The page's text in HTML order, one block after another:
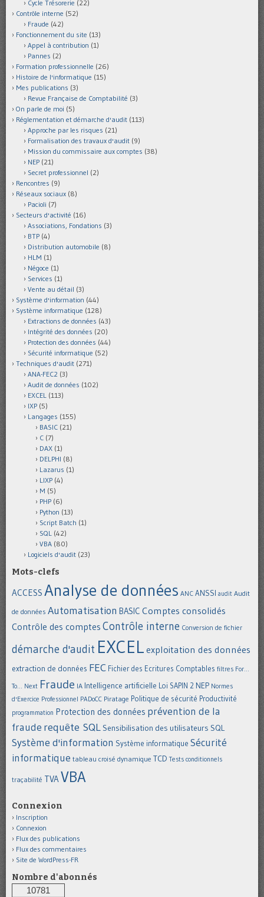
Cycle Trésorerie (22)
Contrôle interne (52)
Fraude (42)
Fonctionnement du site (13)
Appel à contribution (1)
Pannes (2)
Formation professionnelle (26)
Histoire de l'informatique (15)
Mes publications (3)
Revue Française de Comptabilité (3)
On parle de moi (5)
Réglementation et démarche d'audit (113)
Approche par les risques (21)
Formalisation des travaux d'audit (9)
Mission du commissaire aux comptes (38)
NEP (21)
Secret professionnel (2)
Rencontres (9)
Réseaux sociaux (8)
Pacioli (7)
Secteurs d'activité (16)
Associations, Fondations (3)
BTP (4)
Distribution automobile (8)
HLM (1)
Négoce (1)
Services (1)
Vente au détail (3)
Système d'information (44)
Système informatique (128)
Extractions de données (43)
Intégrité des données (20)
Protection des données (44)
Sécurité informatique (52)
Techniques d'audit (271)
ANA-FEC2 (3)
Audit de données (102)
EXCEL (113)
IXP (5)
Langages (155)
BASIC (21)
C (7)
DAX (1)
DELPHI (8)
Lazarus (1)
LIXP (4)
M (5)
PHP (6)
Python (13)
Script Batch (1)
SQL (42)
VBA (80)
Logiciels d'audit (23)
Mots-clefs
ACCESS Analyse de données ANC ANSSI audit Audit
de données Automatisation BASIC Comptes consolidés
Contrôle des comptes Contrôle interne Conversion de fichier
démarche d'audit EXCEL exploitation des données
extraction de données FEC Fichier des Ecritures Comptables filtres For...
To... Next Fraude IA Intelligence artificielle Loi SAPIN 2 NEP Normes
d'Exercice Professionnel PADoCC Piratage Politique de sécurité Productivité
programmation Protection des données prévention de la
fraude requête SQL Sensibilisation des utilisateurs SQL
Système d'information Système informatique Sécurité
informatique tableau croisé dynamique TCD Tests conditionnels
traçabilité TVAVBA
Connexion
Inscription
Connexion
Flux des publications
Flux des commentaires
Site de WordPress-FR
Nombre d'abonnés
10781